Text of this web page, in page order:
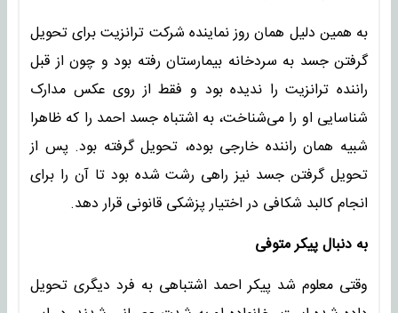
به همین دلیل همان روز نماینده شرکت ترانزیت برای تحویل
گرفتن جسد به سردخانه بیمارستان رفته بود و چون از قبل
راننده ترانزیت را ندیده بود و فقط از روی عکس مدارک
شناسایی او را می‌شناخت، به اشتباه جسد احمد را که ظاهرا
شبیه همان راننده خارجی بوده، تحویل گرفته بود. پس از
تحویل گرفتن جسد نیز راهی رشت شده بود تا آن را برای
انجام کالبد شکافی در اختیار پزشکی قانونی قرار دهد.
به دنبال پیکر متوفی
وقتی معلوم شد پیکر احمد اشتباهی به فرد دیگری تحویل